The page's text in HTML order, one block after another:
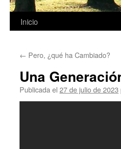
Saltar
contenido
Inicio
← Pero, ¿qué ha Cambiado?
Una
Publicada el 27 de julio de 2023